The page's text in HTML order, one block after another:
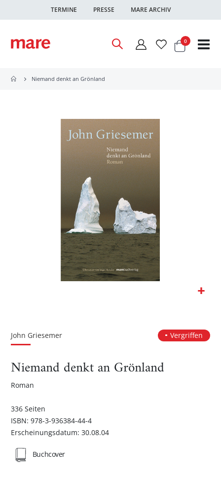
TERMINE PRESSE MARE ARCHIV
Warenkorb
0Artikel
Niemand denkt an Grönland
Bildgalerie
John Griesemer Vergriffen
Niemand denkt an Grönland
Roman
336 Seiten
ISBN: 978-3-936384-44-4
Erscheinungsdatum: 30.08.04
Buchcover